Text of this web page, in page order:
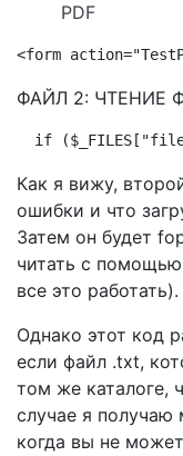
PDF
<form
ФАЙЛ 2: ЧТЕНИЕ
if
Как я вижу,
ошибки и что
Затем он будет
читать с
все это работать).
Однако этот код
если файл .txt,
том же каталоге,
случае я
когда вы не